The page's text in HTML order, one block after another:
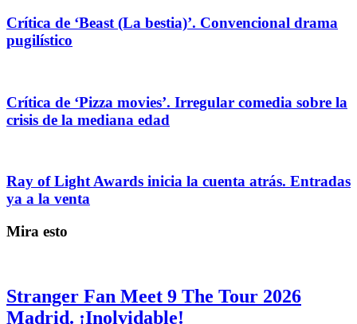
Crítica de ‘Beast (La bestia)’. Convencional drama
pugilístico
Crítica de ‘Pizza movies’. Irregular comedia sobre la
crisis de la mediana edad
Ray of Light Awards inicia la cuenta atrás. Entradas
ya a la venta
Mira esto
Stranger Fan Meet 9 The Tour 2026
Madrid. ¡Inolvidable!